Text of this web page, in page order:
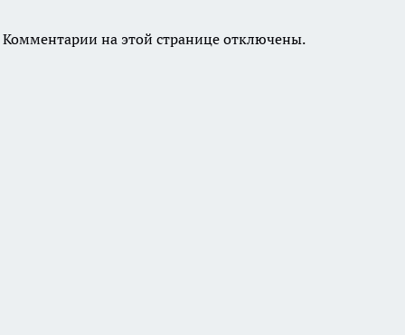
Комментарии на этой странице отключены.